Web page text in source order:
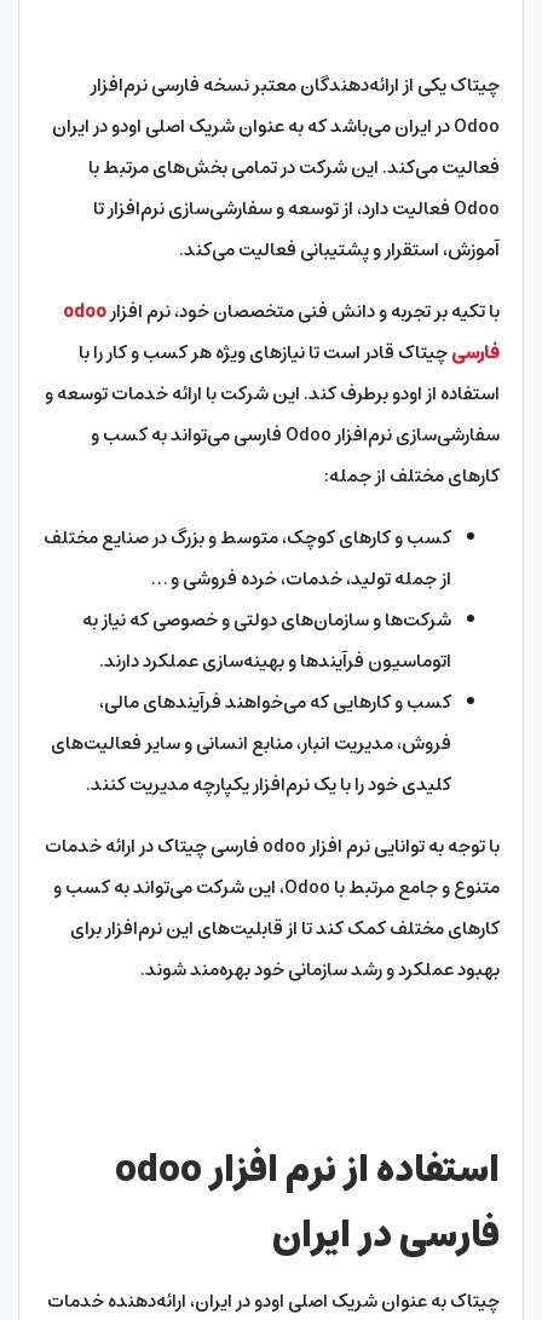
چیتاک یکی از ارائه‌دهندگان معتبر نسخه فارسی نرم‌افزار
Odoo در ایران می‌باشد که به عنوان شریک اصلی اودو در ایران
فعالیت می‌کند. این شرکت در تمامی بخش‌های مرتبط با
Odoo فعالیت دارد، از توسعه و سفارشی‌سازی نرم‌افزار تا
آموزش، استقرار و پشتیبانی فعالیت می‌کند.
با تکیه بر تجربه و دانش فنی متخصصان خود، نرم افزارodoo
فارسیچیتاک قادر است تا نیازهای ویژه هر کسب و کار را با
استفاده از اودو برطرف کند. این شرکت با ارائه خدمات توسعه و
سفارشی‌سازی نرم‌افزار Odoo فارسی می‌تواند به کسب و
کارهای مختلف از جمله:
کسب و کارهای کوچک، متوسط و بزرگ در صنایع مختلف
از جمله تولید، خدمات، خرده فروشی و …
شرکت‌ها و سازمان‌های دولتی و خصوصی که نیاز به
اتوماسیون فرآیندها و بهینه‌سازی عملکرد دارند.
کسب و کارهایی که می‌خواهند فرآیندهای مالی،
فروش، مدیریت انبار، منابع انسانی و سایر فعالیت‌های
کلیدی خود را با یک نرم‌افزار یکپارچه مدیریت کنند.
با توجه به توانایی نرم افزار odoo فارسی چیتاک در ارائه خدمات
متنوع و جامع مرتبط با Odoo، این شرکت می‌تواند به کسب و
کارهای مختلف کمک کند تا از قابلیت‌های این نرم‌افزار برای
بهبود عملکرد و رشد سازمانی خود بهره‌مند شوند.
استفاده از نرم افزارodoo
فارسی در ایران
چیتاک به عنوان شریک اصلی اودو در ایران، ارائه‌دهنده خدمات